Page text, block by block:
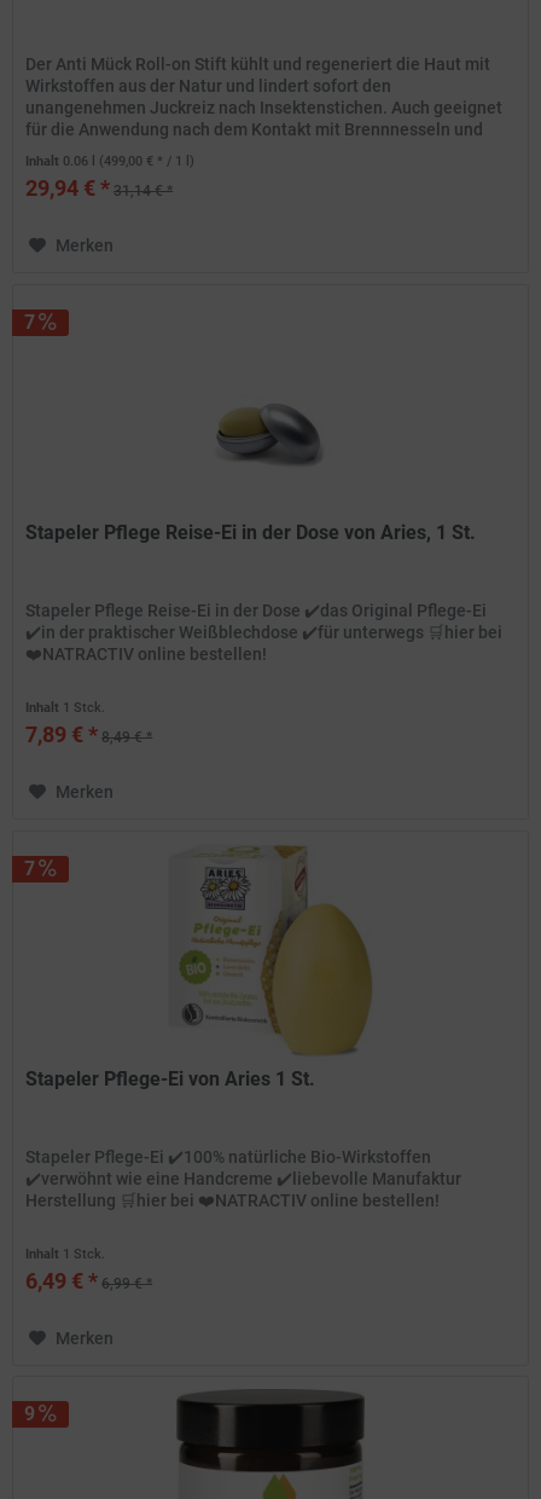
Der Anti Mück Roll-on Stift kühlt und regeneriert die Haut mit
Wirkstoffen aus der Natur und lindert sofort den
unangenehmen Juckreiz nach Insektenstichen. Auch geeignet
für die Anwendung nach dem Kontakt mit Brennnesseln und
Quallen....
Inhalt 0.06 l (499,00 € * / 1 l)
29,94 € * 31,14 € *
Merken
7
Stapeler Pflege Reise-Ei in der Dose von Aries, 1 St.
Stapeler Pflege Reise-Ei in der Dose ✔️das Original Pflege-Ei
✔️in der praktischer Weißblechdose ✔️für unterwegs 🛒hier bei
❤️NATRACTIV online bestellen!
Inhalt 1 Stck.
7,89 € * 8,49 € *
Merken
7
Stapeler Pflege-Ei von Aries 1 St.
Stapeler Pflege-Ei ✔️100% natürliche Bio-Wirkstoffen
✔️verwöhnt wie eine Handcreme ✔️liebevolle Manufaktur
Herstellung 🛒hier bei ❤️NATRACTIV online bestellen!
Inhalt 1 Stck.
6,49 € * 6,99 € *
Merken
9